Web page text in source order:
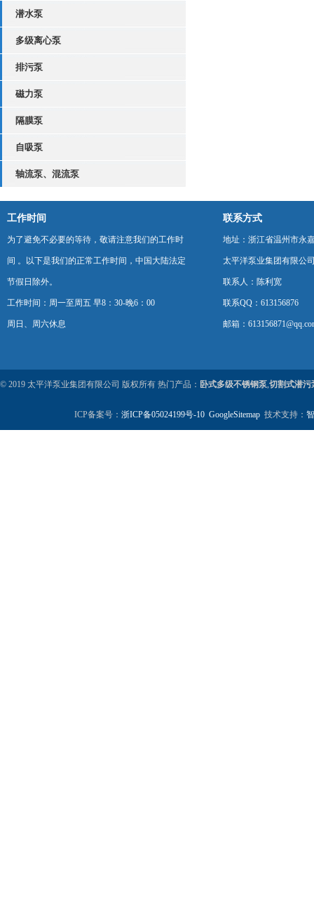
潜水泵
多级离心泵
排污泵
磁力泵
隔膜泵
自吸泵
轴流泵、混流泵
工作时间
为了避免不必要的等待，敬请注意我们的工作时
间 。以下是我们的正常工作时间，中国大陆法定
节假日除外。
工作时间：周一至周五 早8：30-晚6：00
周日、周六休息
联系方式
地址：浙江省温州市永
太平洋泵业集团有限公
联系人：陈利宽
联系QQ：613156876
邮箱：
© 2019 太平洋泵业集团有限公司 版权所有 热门产品： 卧式多级不锈钢泵,切割式潜污
ICP备案号： 浙ICP备05024199号-10 GoogleSitemap 技术支持：